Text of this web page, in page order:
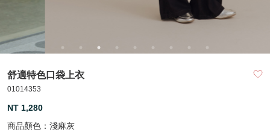
舒適特色口袋上衣
01014353
NT 1,280
商品顏色： 淺麻灰